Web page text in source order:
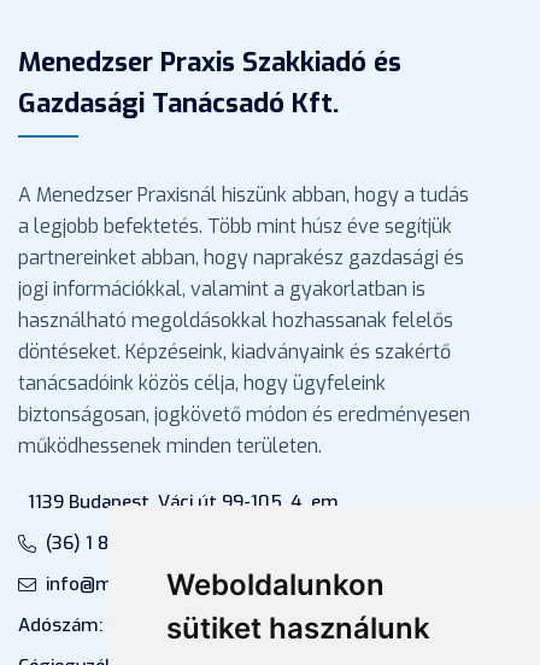
Weboldalunkon
sütiket használunk
Menedzser Praxis Szakkiadó és
Gazdasági Tanácsadó Kft.
A Menedzser Praxisnál hiszünk abban, hogy a tudás
a legjobb befektetés. Több mint húsz éve segítjük
partnereinket abban, hogy naprakész gazdasági és
jogi információkkal, valamint a gyakorlatban is
használható megoldásokkal hozhassanak felelős
döntéseket. Képzéseink, kiadványaink és szakértő
tanácsadóink közös célja, hogy ügyfeleink
biztonságosan, jogkövető módon és eredményesen
működhessenek minden területen.
1139 Budapest, Váci út 99-105. 4. em.
(36) 1 880 76 00
info@mprx.hu
Adószám: 13598145-2-41